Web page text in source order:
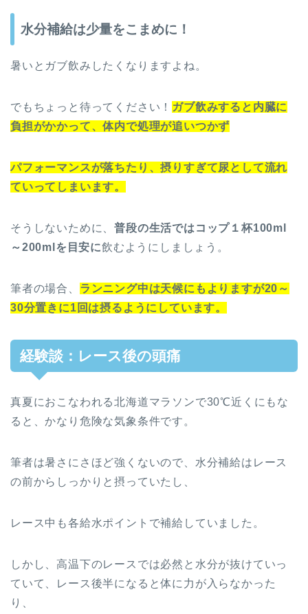
水分補給は少量をこまめに！
暑いとガブ飲みしたくなりますよね。
でもちょっと待ってください！ ガブ飲みすると内臓に
負担がかかって、体内で処理が追いつかず
パフォーマンスが落ちたり、摂りすぎて尿として流れ
ていってしまいます。
そうしないために、普段の生活ではコップ１杯100ml
～200mlを目安に飲むようにしましょう。
筆者の場合、 ランニング中は天候にもよりますが20～
30分置きに1回は摂るようにしています。
経験談：レース後の頭痛
真夏におこなわれる北海道マラソンで30℃近くにもな
ると、かなり危険な気象条件です。
筆者は暑さにさほど強くないので、水分補給はレース
の前からしっかりと摂っていたし、
レース中も各給水ポイントで補給していました。
しかし、高温下のレースでは必然と水分が抜けていっ
ていて、レース後半になると体に力が入らなかった
り、